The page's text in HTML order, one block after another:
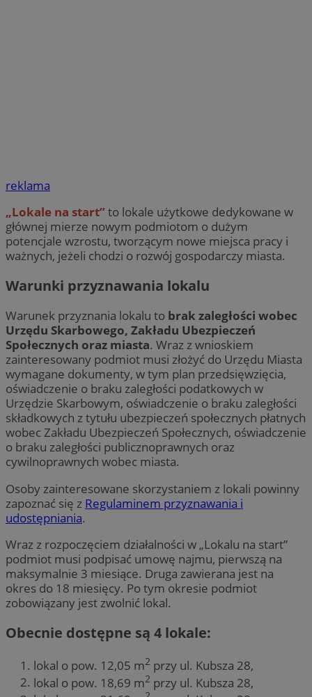
reklama
„Lokale na start”to lokale użytkowe dedykowane w
głównej mierze nowym podmiotom o dużym
potencjale wzrostu, tworzącym nowe miejsca pracy i
ważnych, jeżeli chodzi o rozwój gospodarczy miasta.
Warunki przyznawania lokalu
Warunek przyznania lokalu to brak zaległości wobec
Urzędu Skarbowego, Zakładu Ubezpieczeń
Społecznych oraz miasta. Wraz z wnioskiem
zainteresowany podmiot musi złożyć do Urzędu Miasta
wymagane dokumenty, w tym plan przedsięwzięcia,
oświadczenie o braku zaległości podatkowych w
Urzędzie Skarbowym, oświadczenie o braku zaległości
składkowych z tytułu ubezpieczeń społecznych płatnych
wobec Zakładu Ubezpieczeń Społecznych, oświadczenie
o braku zaległości publicznoprawnych oraz
cywilnoprawnych wobec miasta.
Osoby zainteresowane skorzystaniem z lokali powinny
zapoznać się z Regulaminem przyznawania i
udostępniania.
Wraz z rozpoczęciem działalności w „Lokalu na start”
podmiot musi podpisać umowę najmu, pierwszą na
maksymalnie 3 miesiące. Druga zawierana jest na
okres do 18 miesięcy. Po tym okresie podmiot
zobowiązany jest zwolnić lokal.
Obecnie dostępne są 4 lokale:
lokal o pow. 12,05 m2 przy ul. Kubsza 28,
lokal o pow. 18,69 m2 przy ul. Kubsza 28,